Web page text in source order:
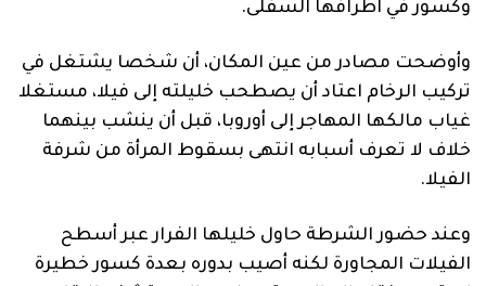
وكسور في اطرافها السفلى.
وأوضحت مصادر من عين المكان، أن شخصا يشتغل في
تركيب الرخام اعتاد أن يصطحب خليلته إلى فيلا، مستغلا
غياب مالكها المهاجر إلى أوروبا، قبل أن ينشب بينهما
خلاف لا تعرف أسبابه انتهى بسقوط المرأة من شرفة
الفيلا.
وعند حضور الشرطة حاول خليلها الفرار عبر أسطح
الفيلات المجاورة لكنه أصيب بدوره بعدة كسور خطيرة